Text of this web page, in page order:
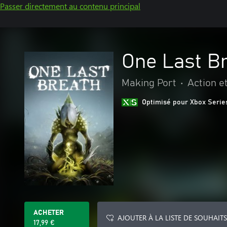
Passer directement au contenu principal
One Last
Making Port • Action
Optimisé pour Xbox
ACHETER
17,99 €
AJOUTER À LA LISTE DE SOUHAITS